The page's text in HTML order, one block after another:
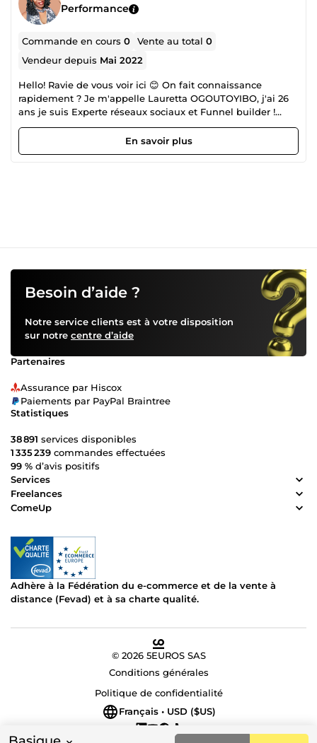
Performance
Commande en cours0 Vente au total0
Vendeur depuis Mai 2022
Hello! Ravie de vous voir ici 😊 On fait connaissance
rapidement ? Je m'appelle Lauretta OGOUTOYIBO, j'ai 26
ans je suis Experte réseaux sociaux et Funnel builder !
Comment puis-je vous aider ? En tant que spécialiste du
marketing numérique, mon objectif est d'aider les
entreprises à transformer leurs plateformes sociales en
entrepreneurs d'accroître significativement leurs ventes et
de renforcer leur présence en ligne. J'ai concocté un
accompagnement pour vous aider à transformer vos
réseaux sociaux en une machine à cash et à clients : en
gros, comment faire en sorte que vos réseaux sociaux vous
rapportent de l'argent grâce aux tunnels de vente.
En savoir plus
Besoin d’aide ?
Notre service clients est à votre disposition
sur notre centre d’aide
Partenaires
Assurance par Hiscox
Paiements par PayPal Braintree
Statistiques
38 891 services disponibles
1 335 239 commandes effectuées
99 % d’avis positifs
Services
Freelances
ComeUp
Adhère à la Fédération du e-commerce et de la vente à
distance (Fevad) et à sa charte qualité.
© 2026 5EUROS SAS
Conditions générales
Politique de confidentialité
Français • USD ($US)